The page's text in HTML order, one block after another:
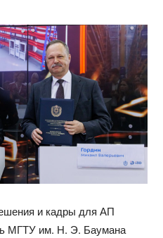
и кадры для АП
МГТУ им. Н. Э. Баумана